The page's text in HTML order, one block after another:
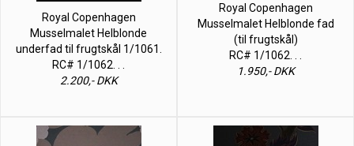
Royal Copenhagen
Musselmalet Helblonde
underfad til frugtskål 1/1061.
RC# 1/1062. . .
2.200,- DKK
Royal Copenhagen
Musselmalet Helblonde fad
(til frugtskål)
RC# 1/1062. . .
1.950,- DKK